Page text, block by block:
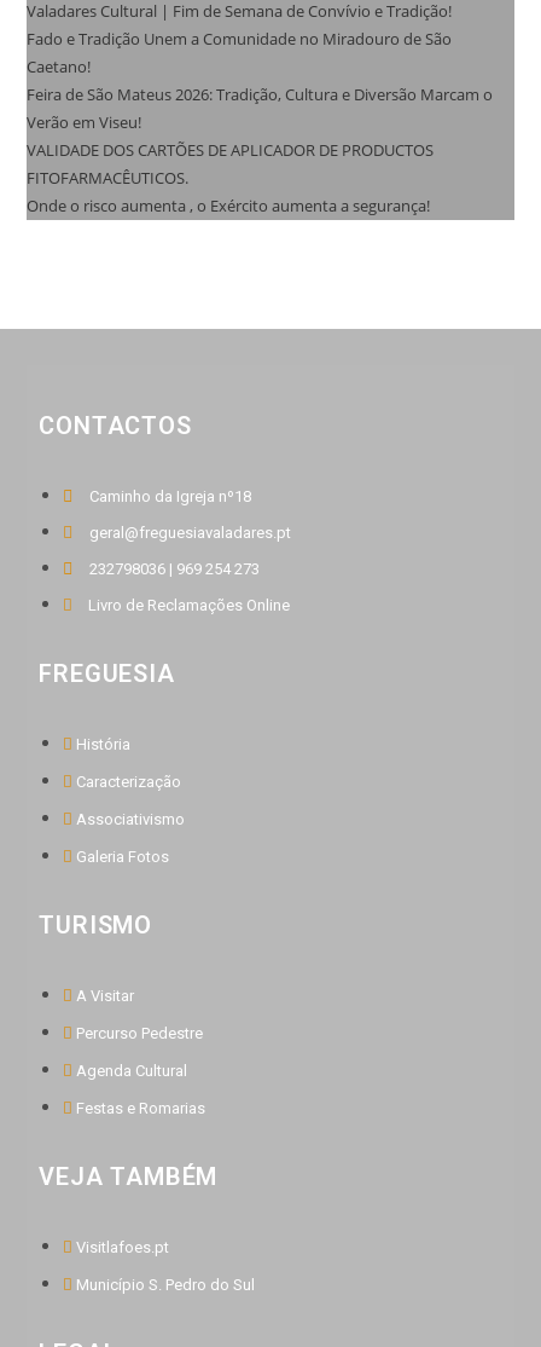
Valadares Cultural | Fim de Semana de Convívio e Tradição!
Fado e Tradição Unem a Comunidade no Miradouro de São
Caetano!
Feira de São Mateus 2026: Tradição, Cultura e Diversão Marcam o
Verão em Viseu!
VALIDADE DOS CARTÕES DE APLICADOR DE PRODUCTOS
FITOFARMACÊUTICOS.
Onde o risco aumenta , o Exército aumenta a segurança!
CONTACTOS
Caminho da Igreja nº18
geral@freguesiavaladares.pt
232798036 | 969 254 273
Livro de Reclamações Online
FREGUESIA
História
Caracterização
Associativismo
Galeria Fotos
TURISMO
A Visitar
Percurso Pedestre
Agenda Cultural
Festas e Romarias
VEJA TAMBÉM
Visitlafoes.pt
Município S. Pedro do Sul